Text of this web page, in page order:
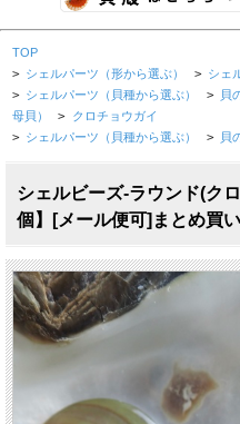
TOP
> シェルパーツ（形から選ぶ） > シェ
> シェルパーツ（貝種から選ぶ） > 貝
母貝）
> クロチョウガイ
> シェルパーツ（貝種から選ぶ） > 貝
シェルビーズ-ラウンド(ク
個】[メール便可]まとめ買